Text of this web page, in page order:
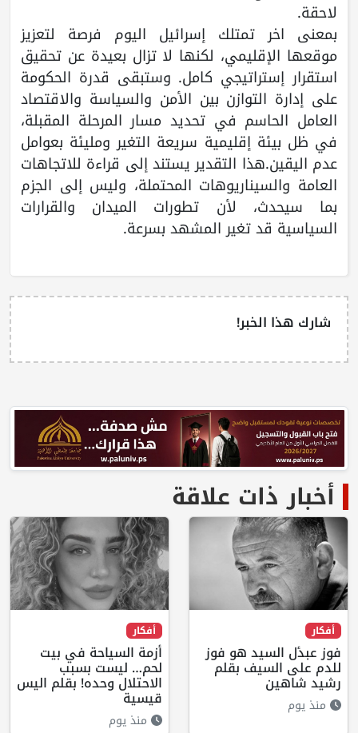
لاحقة.
بمعنى اخر تمتلك إسرائيل اليوم فرصة لتعزيز
موقعها الإقليمي، لكنها لا تزال بعيدة عن تحقيق
استقرار إستراتيجي كامل. وستبقى قدرة الحكومة
على إدارة التوازن بين الأمن والسياسة والاقتصاد
العامل الحاسم في تحديد مسار المرحلة المقبلة،
في ظل بيئة إقليمية سريعة التغير ومليئة بعوامل
عدم اليقين.هذا التقدير يستند إلى قراءة للاتجاهات
العامة والسيناريوهات المحتملة، وليس إلى الجزم
بما سيحدث، لأن تطورات الميدان والقرارات
السياسية قد تغير المشهد بسرعة.
شارك هذا الخبر!
أخبار ذات علاقة
أفكار
فوز عبدٔل السيد هو فوز
للدم على السيف بقلم
رشيد شاهين
منذ يوم
أفكار
أزمة السياحة في بيت
لحم… ليست بسبب
الاحتلال وحده! بقلم اليس
قيسية
منذ يوم